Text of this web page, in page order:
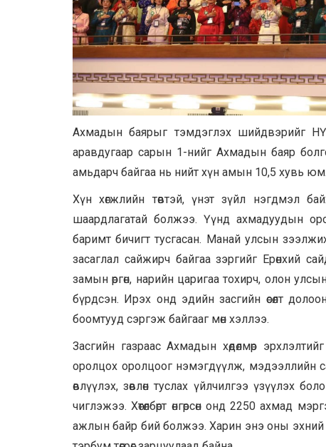
Ахмадын баярыг тэмдэглэх шийдвэрийг
аравдугаар сарын 1-нийг Ахмадын баяр
амьдарч байгаа нь нийт хүн амын 10,5 хувь юм.
Хүн хөгжлийн төвтэй, үнэт зүйл нэгдмэл
шаардлагатай болжээ. Үүнд ахмадуудын
баримт бичигт тусгасан. Манай улсын
засаглал сайжирч байгаа зэргийг Ерөнхий
замын өргөн, нарийн царигаа тохирч, олон
бүрдсэн. Ирэх онд эдийн засгийн өсөлт
боомтууд сэргэж байгааг мөн хэллээ.
Засгийн газраас Ахмадын хөдөлмөр
оролцох оролцоог нэмэгдүүлж, мэдээллийн
өвлүүлэх, зөвлөн туслах үйлчилгээ үзүүлэх
чиглэжээ. Хөтөлбөрт өнгөрсөн онд 2250 ахмад
ажлын байр бий болжээ. Харин энэ оны